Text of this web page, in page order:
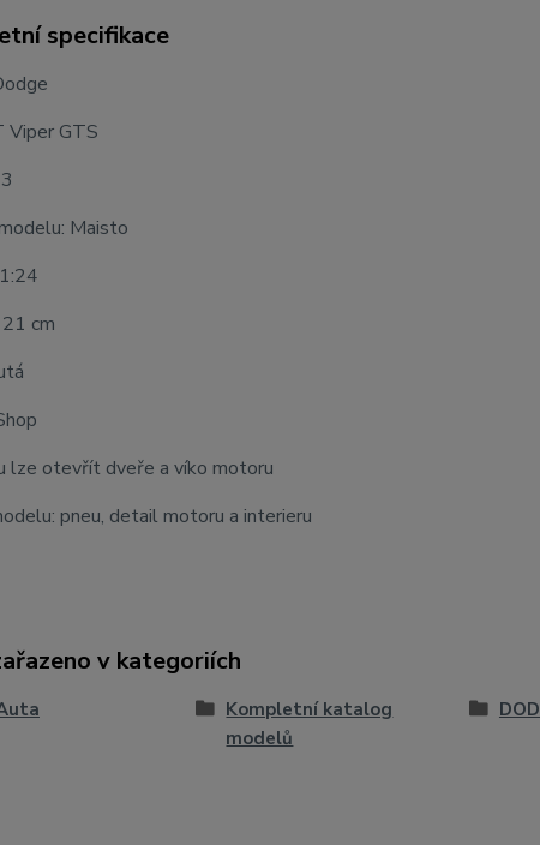
specifikace
Viper GTS
Maisto
cm
lze otevřít dveře a víko motoru
pneu, detail motoru a interieru
v kategoriích
Kompletní katalog
modelů